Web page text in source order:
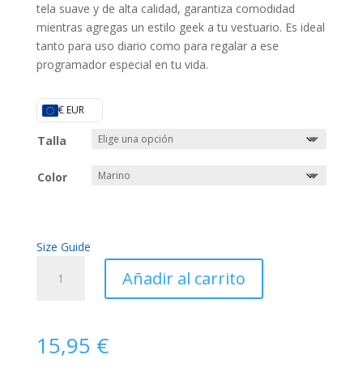
tela suave y de alta calidad, garantiza comodidad
mientras agregas un estilo geek a tu vestuario. Es ideal
tanto para uso diario como para regalar a ese
programador especial en tu vida.
€ EUR
Talla
Color
Size Guide
Escríbelo
cantidad
Añadir al carrito
15,95 €